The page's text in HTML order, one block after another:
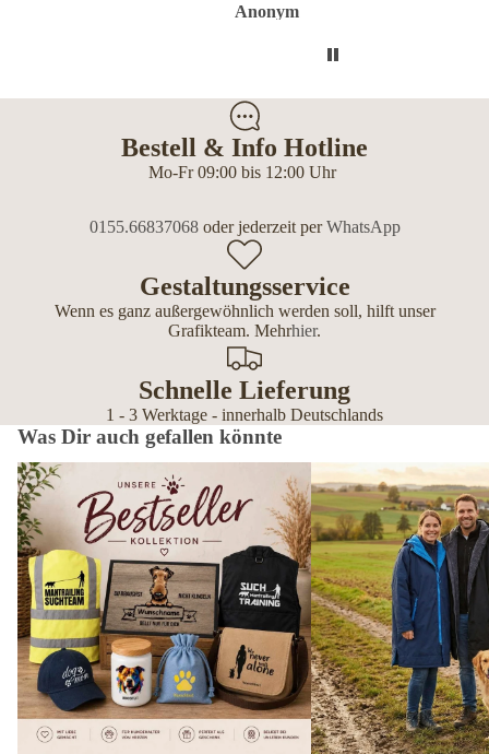
Anonym
Bestell & Info Hotline
Mo-Fr 09:00 bis 12:00 Uhr
0155.66837068oder jederzeit perWhatsApp
Gestaltungsservice
Wenn es ganz außergewöhnlich werden soll, hilft unser
Grafikteam. Mehrhier.
Schnelle Lieferung
1 - 3 Werktage - innerhalb Deutschlands
Was Dir auch gefallen könnte
Bestseller – die beliebtesten Geschenke
für Hundebesitzer
Wetterfeste Outdoor-
Hundemenschen –
Editionen